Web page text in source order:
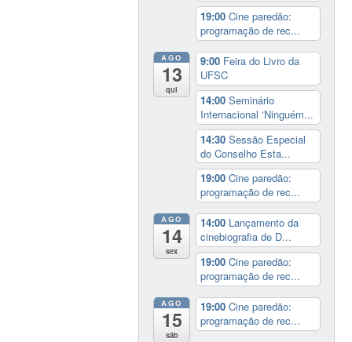
19:00Cine paredão:
programação de rec...
AGO
13
qui
9:00 Feira do Livro da
UFSC
14:00Seminário
Internacional ‘Ninguém...
14:30Sessão Especial
do Conselho Esta...
19:00Cine paredão:
programação de rec...
AGO
14
sex
14:00 Lançamento da
cinebiografia de D...
19:00Cine paredão:
programação de rec...
AGO
15
sáb
19:00Cine paredão:
programação de rec...